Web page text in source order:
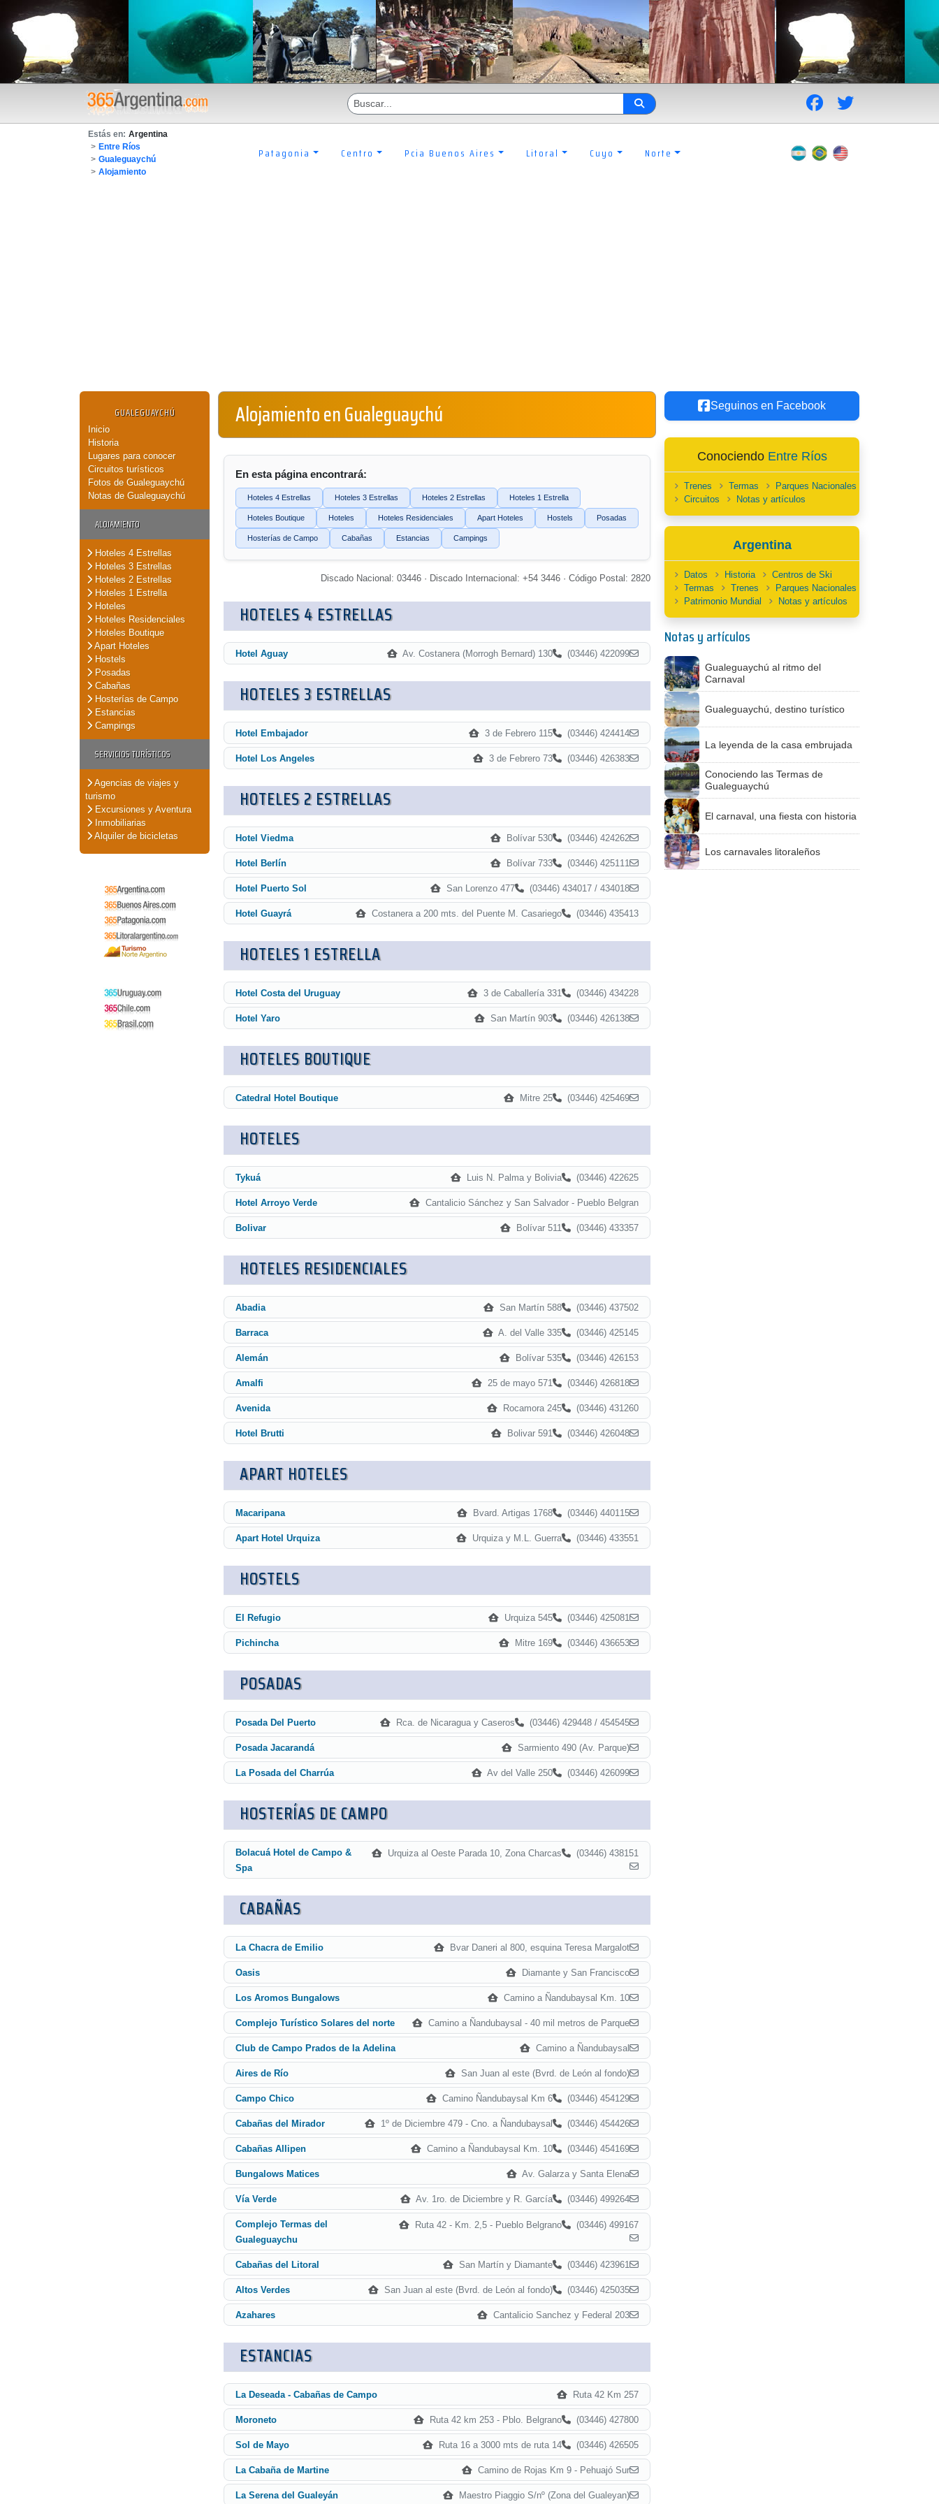
Estás en: Argentina
> Entre Ríos
> Gualeguaychú
> Alojamiento
Patagonia Centro Pcia Buenos Aires Litoral Cuyo Norte
GUALEGUAYCHÚ
Inicio
Historia
Lugares para conocer
Circuitos turísticos
Fotos de Gualeguaychú
Notas de Gualeguaychú
ALOJAMIENTO
Hoteles 4 Estrellas
Hoteles 3 Estrellas
Hoteles 2 Estrellas
Hoteles 1 Estrella
Hoteles
Hoteles Residenciales
Hoteles Boutique
Apart Hoteles
Hostels
Posadas
Cabañas
Hosterías de Campo
Estancias
Campings
SERVICIOS TURÍSTICOS
Agencias de viajes y
turismo
Excursiones y Aventura
Inmobiliarias
Alquiler de bicicletas
Alojamiento en Gualeguaychú
En esta página encontrará:
Hoteles 4 Estrellas Hoteles 3 Estrellas Hoteles 2 Estrellas Hoteles 1 Estrella
Hoteles Boutique Hoteles Hoteles Residenciales Apart Hoteles Hostels Posadas
Hosterías de Campo Cabañas Estancias Campings
Discado Nacional: 03446 · Discado Internacional: +54 3446 · Código Postal: 2820
HOTELES 4 ESTRELLAS
Hotel Aguay Av. Costanera (Morrogh Bernard) 130 (03446) 422099
HOTELES 3 ESTRELLAS
Hotel Embajador 3 de Febrero 115 (03446) 424414
Hotel Los Angeles 3 de Febrero 73 (03446) 426383
HOTELES 2 ESTRELLAS
Hotel Viedma Bolívar 530 (03446) 424262
Hotel Berlín Bolívar 733 (03446) 425111
Hotel Puerto Sol San Lorenzo 477 (03446) 434017 / 434018
Hotel Guayrá Costanera a 200 mts. del Puente M. Casariego (03446) 435413
HOTELES 1 ESTRELLA
Hotel Costa del Uruguay 3 de Caballería 331 (03446) 434228
Hotel Yaro San Martín 903 (03446) 426138
HOTELES BOUTIQUE
Catedral Hotel Boutique Mitre 25 (03446) 425469
HOTELES
Tykuá Luis N. Palma y Bolivia (03446) 422625
Hotel Arroyo Verde Cantalicio Sánchez y San Salvador - Pueblo Belgran
Bolivar Bolívar 511 (03446) 433357
HOTELES RESIDENCIALES
Abadia San Martín 588 (03446) 437502
Barraca A. del Valle 335 (03446) 425145
Alemán Bolívar 535 (03446) 426153
Amalfi 25 de mayo 571 (03446) 426818
Avenida Rocamora 245 (03446) 431260
Hotel Brutti Bolivar 591 (03446) 426048
APART HOTELES
Macaripana Bvard. Artigas 1768 (03446) 440115
Apart Hotel Urquiza Urquiza y M.L. Guerra (03446) 433551
HOSTELS
El Refugio Urquiza 545 (03446) 425081
Pichincha Mitre 169 (03446) 436653
POSADAS
Posada Del Puerto Rca. de Nicaragua y Caseros (03446) 429448 / 454545
Posada Jacarandá Sarmiento 490 (Av. Parque)
La Posada del Charrúa Av del Valle 250 (03446) 426099
HOSTERÍAS DE CAMPO
Bolacuá Hotel de Campo &
Spa
Urquiza al Oeste Parada 10, Zona Charcas (03446) 438151
CABAÑAS
La Chacra de Emilio Bvar Daneri al 800, esquina Teresa Margalot
Oasis Diamante y San Francisco
Los Aromos Bungalows Camino a Ñandubaysal Km. 10
Complejo Turístico Solares del norte Camino a Ñandubaysal - 40 mil metros de Parque
Club de Campo Prados de la Adelina Camino a Ñandubaysal
Aires de Río San Juan al este (Bvrd. de León al fondo)
Campo Chico Camino Ñandubaysal Km 6 (03446) 454129
Cabañas del Mirador 1º de Diciembre 479 - Cno. a Ñandubaysal (03446) 454426
Cabañas Allipen Camino a Ñandubaysal Km. 10 (03446) 454169
Bungalows Matices Av. Galarza y Santa Elena
Vía Verde Av. 1ro. de Diciembre y R. García (03446) 499264
Complejo Termas del
Gualeguaychu
Ruta 42 - Km. 2,5 - Pueblo Belgrano (03446) 499167
Cabañas del Litoral San Martín y Diamante (03446) 423961
Altos Verdes San Juan al este (Bvrd. de León al fondo) (03446) 425035
Azahares Cantalicio Sanchez y Federal 203
ESTANCIAS
La Deseada - Cabañas de Campo Ruta 42 Km 257
Moroneto Ruta 42 km 253 - Pblo. Belgrano (03446) 427800
Sol de Mayo Ruta 16 a 3000 mts de ruta 14 (03446) 426505
La Cabaña de Martine Camino de Rojas Km 9 - Pehuajó Sur
La Serena del Gualeyán Maestro Piaggio S/nº (Zona del Gualeyan)
Seguinos en Facebook
Conociendo Entre Ríos
Trenes Termas
Parques Nacionales
Circuitos
Notas y artículos
Argentina
Datos Historia
Centros de Ski
Termas
Trenes
Parques Nacionales
Patrimonio Mundial
Notas y artículos
Notas y artículos
Gualeguaychú al ritmo del
Carnaval
Gualeguaychú, destino turístico
La leyenda de la casa embrujada
Conociendo las Termas de
Gualeguaychú
El carnaval, una fiesta con historia
Los carnavales litoraleños